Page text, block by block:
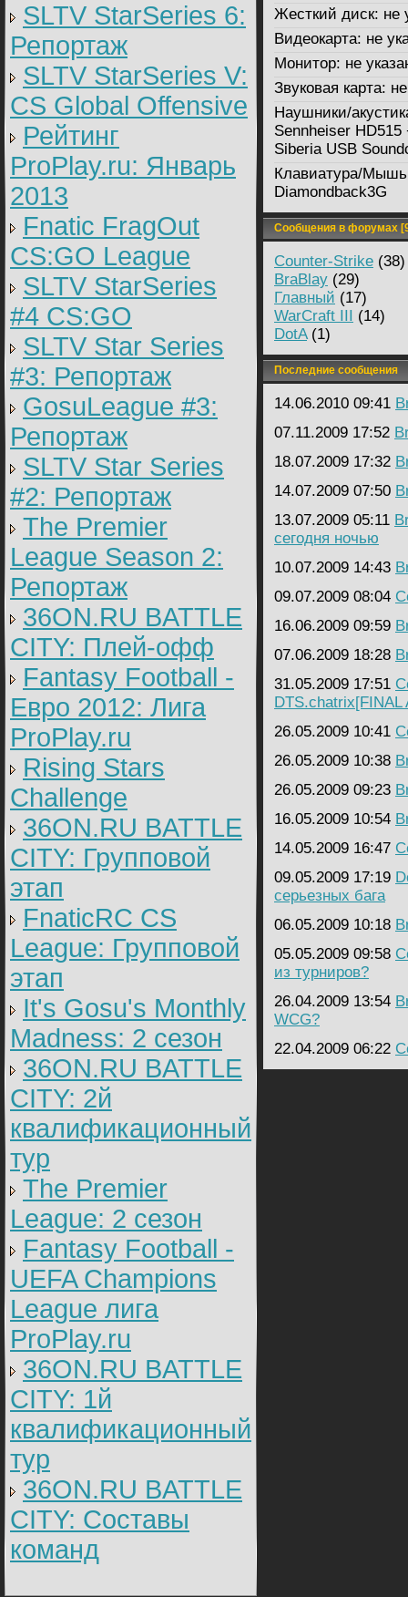
SLTV StarSeries 6:
Репортаж
SLTV StarSeries V:
CS Global Offensive
Рейтинг
ProPlay.ru: Январь
2013
Fnatic FragOut
CS:GO League
SLTV StarSeries
#4 CS:GO
SLTV Star Series
#3: Репортаж
GosuLeague #3:
Репортаж
SLTV Star Series
#2: Репортаж
The Premier
League Season 2:
Репортаж
36ON.RU BATTLE
CITY: Плей-офф
Fantasy Football -
Евро 2012: Лига
ProPlay.ru
Rising Stars
Challenge
36ON.RU BATTLE
CITY: Групповой
этап
FnaticRC CS
League: Групповой
этап
It's Gosu's Monthly
Madness: 2 сезон
36ON.RU BATTLE
CITY: 2й
квалификационный
тур
The Premier
League: 2 cезон
Fantasy Football -
UEFA Champions
League лига
ProPlay.ru
36ON.RU BATTLE
CITY: 1й
квалификационный
тур
36ON.RU BATTLE
CITY: Составы
команд
Жесткий диск: не
Видеокарта: не
Монитор: не
Звуковая карта:
Наушники/
Sennheiser HD515
Siberia USB
Клавиатура/
Diamondback3G
Сообщения в форумах
Counter-Strike (38)
BraBlay (29)
Главный (17)
WarCraft III (14)
DotA(1)
Последние сообщения
14.06.2010 09:41
07.11.2009 17:52
18.07.2009 17:32
14.07.2009 07:50
13.07.2009 05:11
сегодня ночью
10.07.2009 14:43
09.07.2009 08:04
16.06.2009 09:59
07.06.2009 18:28
31.05.2009 17:51
DTS.chatrix[FINAL
26.05.2009 10:41
26.05.2009 10:38
26.05.2009 09:23
16.05.2009 10:54
14.05.2009 16:47
09.05.2009 17:19
серьезных бага
06.05.2009 10:18
05.05.2009 09:58
из турниров?
26.04.2009 13:54
WCG?
22.04.2009 06:22